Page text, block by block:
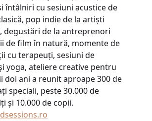
întâlniri cu sesiuni acustice de
pop indie de la artiști
degustări de la antreprenori
de film în natură, momente de
cu terapeuți, sesiuni de
yoga, ateliere creative pentru
doi ani a reunit aproape 300 de
speciali, peste 30.000 de
și 10.000 de copii.